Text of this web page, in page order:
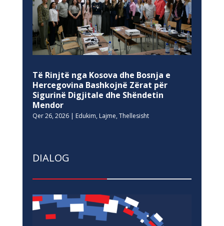
Të Rinjtë nga Kosova dhe Bosnja e
Hercegovina Bashkojnë Zërat për
Sigurinë Digjitale dhe Shëndetin
Mendor
Qer 26, 2026| Edukim, Lajme, Thellesisht
DIALOG